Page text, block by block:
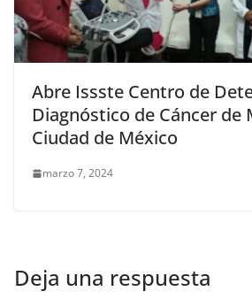
Abre Issste Centro de
Diagnóstico de Cáncer de
Ciudad de México
marzo 7, 2024
Deja una respuesta